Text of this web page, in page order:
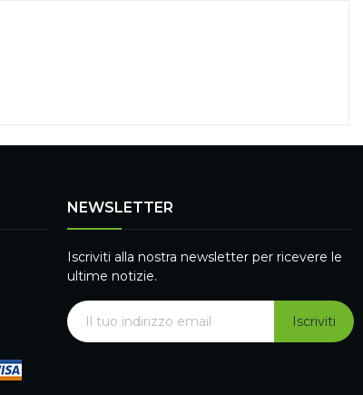
NEWSLETTER
Iscriviti alla nostra newsletter per ricevere le
ultime notizie.
Iscriviti